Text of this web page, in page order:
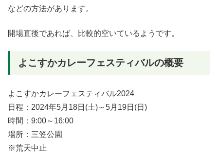
などの方法があります。
開場直後であれば、比較的空いているようです。
よこすかカレーフェスティバルの概要
よこすかカレーフェスティバル2024
日程：2024年5月18日(土)～5月19日(日)
時間：9:00～16:00
場所：三笠公園
※荒天中止